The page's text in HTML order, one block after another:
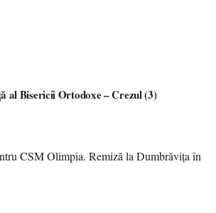
al Bisericii Ortodoxe – Crezul (3)